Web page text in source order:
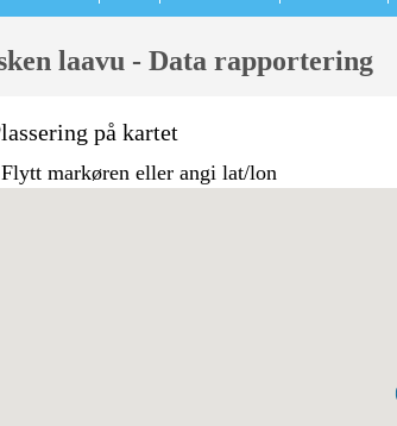
laavu - Data rapportering
på kartet
markøren eller angi lat/lon